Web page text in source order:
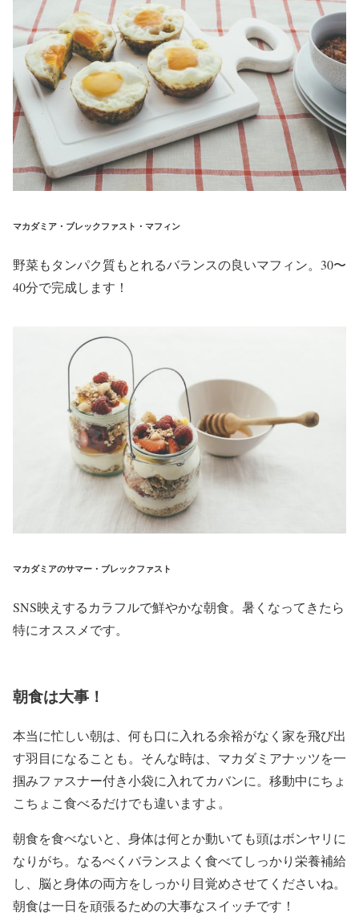
マカダミア・ブレックファスト・マフィン
野菜もタンパク質もとれるバランスの良いマフィン。30〜
40分で完成します！
マカダミアのサマー・ブレックファスト
SNS映えするカラフルで鮮やかな朝食。暑くなってきたら
特にオススメです。
朝食は大事！
本当に忙しい朝は、何も口に入れる余裕がなく家を飛び出
す羽目になることも。そんな時は、マカダミアナッツを一
掴みファスナー付き小袋に入れてカバンに。移動中にちょ
こちょこ食べるだけでも違いますよ。
朝食を食べないと、身体は何とか動いても頭はボンヤリに
なりがち。なるべくバランスよく食べてしっかり栄養補給
し、脳と身体の両方をしっかり目覚めさせてくださいね。
朝食は一日を頑張るための大事なスイッチです！